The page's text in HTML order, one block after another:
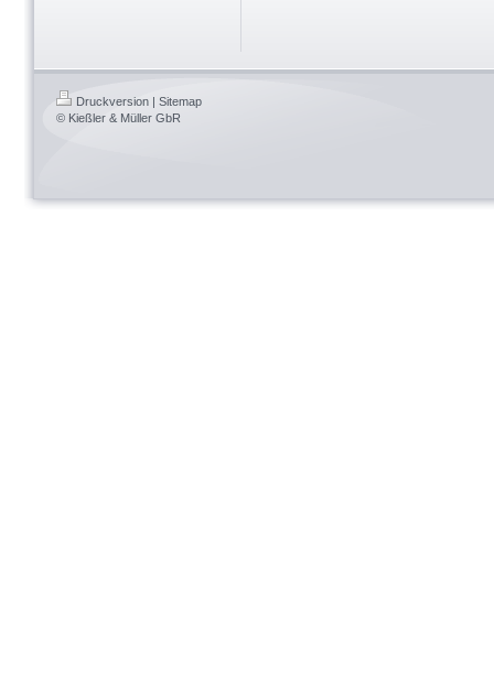
Druckversion | Sitemap
© Kießler & Müller GbR